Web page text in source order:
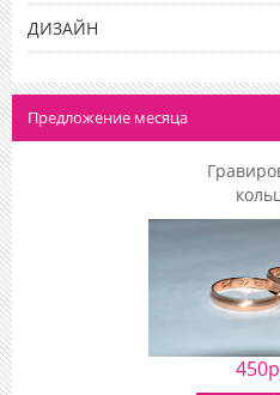
ДИЗАЙН
Предложение месяца